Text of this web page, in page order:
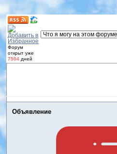
Форум
открыт уже
7504 дней
Объявление